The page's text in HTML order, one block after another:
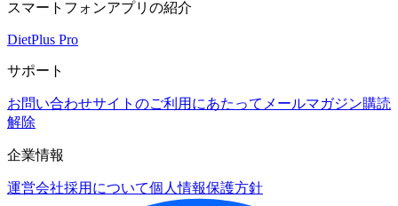
スマートフォンアプリの紹介
DietPlus Pro
サポート
お問い合わせサイトのご利用にあたって メールマガジン購読
解除
企業情報
運営会社採用について個人情報保護方針